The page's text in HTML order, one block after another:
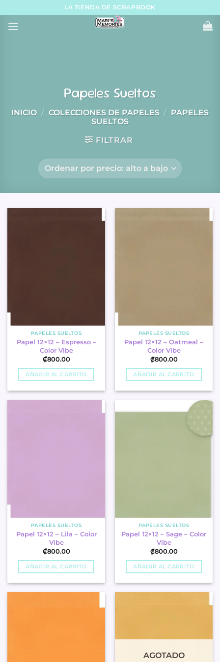
to
content
LA TIENDA DE SCRAPBOOK
Papeles Sueltos
INICIO / COLECCIONES DE PAPELES / PAPELES
SUELTOS
FILTRAR
PAPELES SUELTOS
Papel 12×12 – Espresso –
Color Vibe
₡800.00
AÑADIR AL CARRITO
PAPELES SUELTOS
Papel 12×12 – Oatmeal –
Color Vibe
₡800.00
AÑADIR AL CARRITO
PAPELES SUELTOS
Papel 12×12 – Lila – Color
Vibe
₡800.00
AÑADIR AL CARRITO
PAPELES SUELTOS
Papel 12×12 – Sage – Color
Vibe
₡800.00
AÑADIR AL CARRITO
AGOTADO